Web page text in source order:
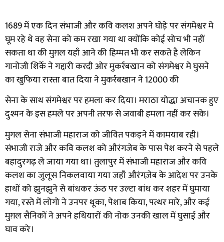
1689में एक दिन संभाजी और कवि कलश अपने घोड़े पर संगमेश्वर मे
घूम रहे थे वह सेना को कम रखा गया था क्योंकि कोई सोच भी नहीं
सकता था की मुग़ल यहाँ आने की हिम्मत भी कर सकते है लेकिन
गानोजी शिर्के ने गद्दारी करदी ओर मुकर्रबखान को संगमेश्वर मे घुसने
का खुफिया रास्ता बात दिया ने मुकर्रबखान ने 12000 की
सेना के साथ संगमेश्वर पर हमला कर दिया। मराठा योद्धा अचानक हुए
दुश्मन के इस हमले पर अपनी तरफ से जवाबी हमला नहीं कर सके।
मुगल सेना संभाजी महाराज को जीवित पकड़ने में कामयाब रही।
संभाजी राजे और कवि कलश को औरंगजेब के पास पेश करने से पहले
बहादुरगढ़ ले जाया गया था। तुलापुर में संभाजी महाराज और कवि
कलश का जुलूस निकलवाया गया जहाँ औरंगज़ेब के आदेश पर उनके
हाथों को झुनझुने से बांधकर ऊंठ पर उल्टा बांध कर शहर में घुमाया
गया,रस्ते में लोगो ने उनपर थूका,पेशाब किया,पत्थर मारे,और कई
मुग़ल सैनिकों ने अपने हथियारों की नोक उनकी खाल में घुसाई और
घाव करे।